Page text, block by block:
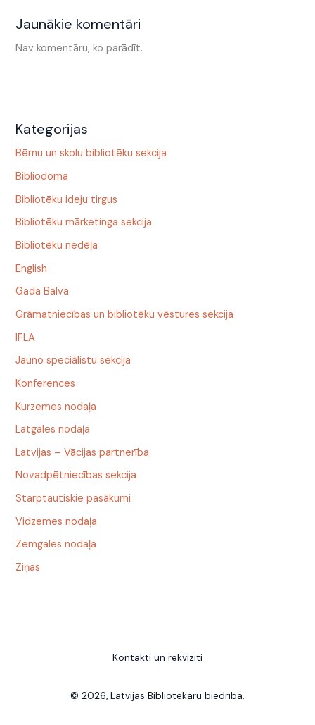
Jaunākie komentāri
Nav komentāru, ko parādīt.
Kategorijas
Bērnu un skolu bibliotēku sekcija
Bibliodoma
Bibliotēku ideju tirgus
Bibliotēku mārketinga sekcija
Bibliotēku nedēļa
English
Gada Balva
Grāmatniecības un bibliotēku vēstures sekcija
IFLA
Jauno speciālistu sekcija
Konferences
Kurzemes nodaļa
Latgales nodaļa
Latvijas – Vācijas partnerība
Novadpētniecības sekcija
Starptautiskie pasākumi
Vidzemes nodaļa
Zemgales nodaļa
Ziņas
Kontakti un rekvizīti
© 2026, Latvijas Bibliotekāru biedrība.